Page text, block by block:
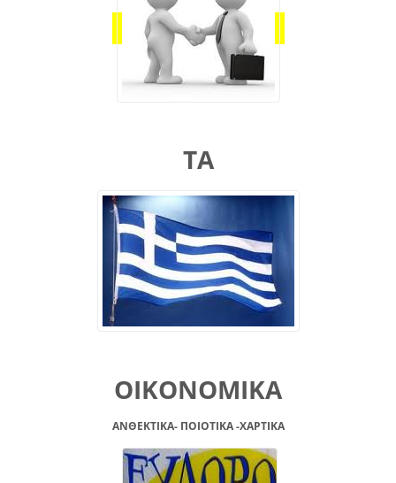
ΤΑ
ΟΙΚΟΝΟΜΙΚΑ
ΑΝΘΕΚΤΙΚΑ- ΠΟΙΟΤΙΚΑ -XAPTIKA